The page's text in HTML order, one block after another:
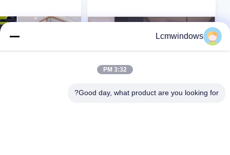
Lcmwindows
3:32 PM
Good day, what product are you looking for?